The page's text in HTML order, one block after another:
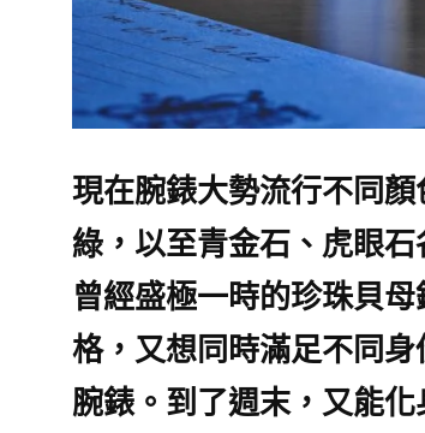
現在腕錶大勢流行不同
綠，以至青金石、虎眼
曾經盛極一時的珍珠貝
格，又想同時滿足不同
腕錶。到了週末，又能